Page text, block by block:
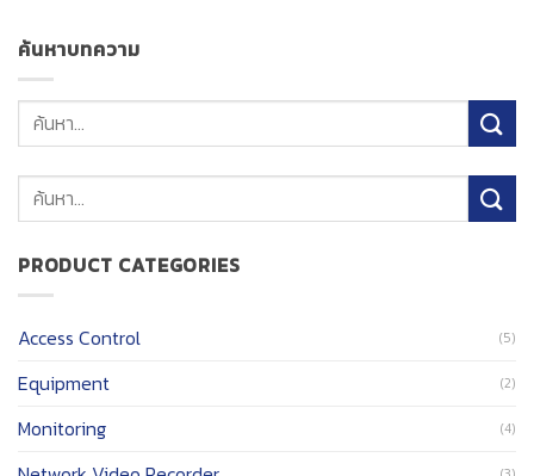
ค้นหาบทความ
ค้นหา:
PRODUCT CATEGORIES
Access Control (5)
Equipment (2)
Monitoring (4)